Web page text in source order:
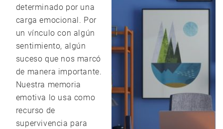
determinado por una
carga emocional. Por
un vínculo con algún
sentimiento, algún
suceso que nos marcó
de manera importante.
Nuestra memoria
emotiva lo usa como
recurso de
supervivencia para